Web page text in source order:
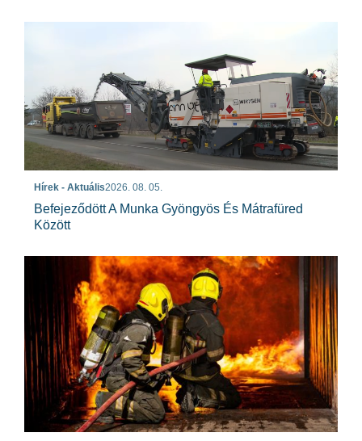
Hírek - Aktuális2026. 08. 05.
Befejeződött A Munka Gyöngyös És Mátrafüred
Között